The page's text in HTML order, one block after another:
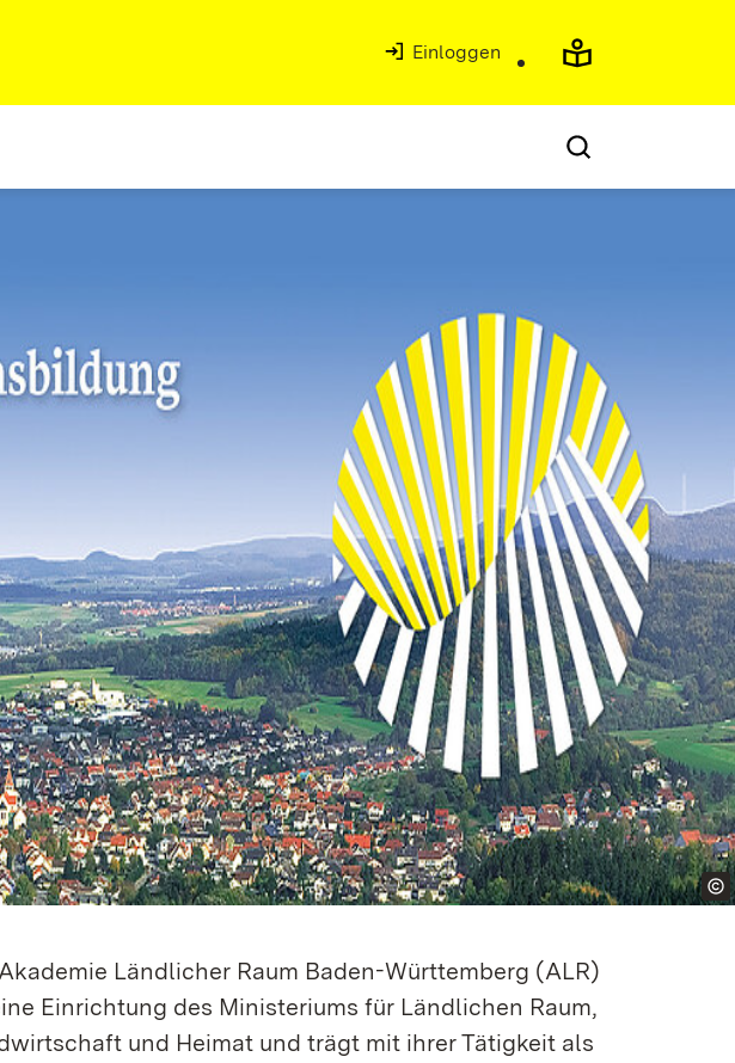
Einloggen
Ländlicher Raum Baden-Württemberg (ALR)
Einrichtung des Ministeriums für Ländlichen Raum,
und Heimat und trägt mit ihrer Tätigkeit als